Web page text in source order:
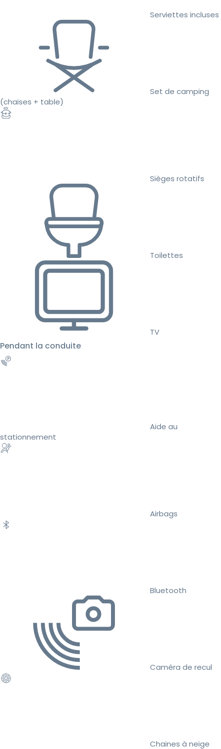
Serviettes incluses
Set de camping
(chaises + table)
Sièges rotatifs
Toilettes
TV
Pendant la conduite
Aide au
stationnement
Airbags
Bluetooth
Caméra de recul
Chaines à neige